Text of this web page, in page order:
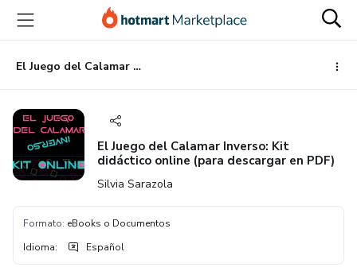
principal
página
de
página
El Juego del Calamar Inverso: Kit didáctico online (para descargar en PDF)
El Juego del Calamar Inverso: Kit
didáctico online (para descargar en PDF)
Silvia Sarazola
Formato: eBooks o Documentos
Idioma: Español